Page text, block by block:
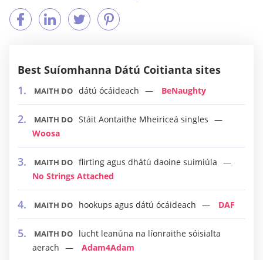
Best Suíomhanna Dátú Coitianta sites
MAITH DO dátú ócáideach BeNaughty
MAITH DO Stáit Aontaithe Mheiriceá singles
Woosa
MAITH DO flirting agus dhátú daoine suimiúla
No Strings Attached
MAITH DO hookups agus dátú ócáideach DAF
MAITH DO
lucht leanúna na líonraithe sóisialta
aerach
Adam4Adam